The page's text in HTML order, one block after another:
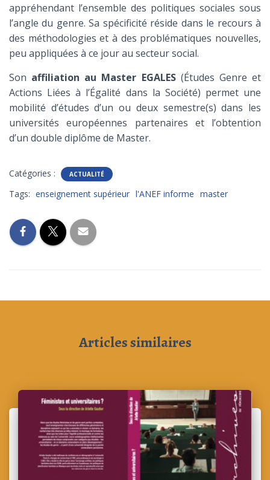
appréhendant l’ensemble des politiques sociales sous
l’angle du genre. Sa spécificité réside dans le recours à
des méthodologies et à des problématiques nouvelles,
peu appliquées à ce jour au secteur social.
Son affiliation au Master EGALES(Études Genre et
Actions Liées à l’Égalité dans la Société) permet une
mobilité d’études d’un ou deux semestre(s) dans les
universités européennes partenaires et l’obtention
d’un double diplôme de Master.
Catégories : ACTUALITÉ
Tags: enseignement supérieur l'ANEF informe master
Articles similaires